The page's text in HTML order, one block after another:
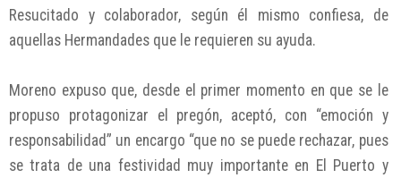
Resucitado y colaborador, según él mismo confiesa, de
aquellas Hermandades que le requieren su ayuda.
Moreno expuso que, desde el primer momento en que se le
propuso protagonizar el pregón, aceptó, con “emoción y
responsabilidad” un encargo “que no se puede rechazar, pues
se trata de una festividad muy importante en El Puerto y